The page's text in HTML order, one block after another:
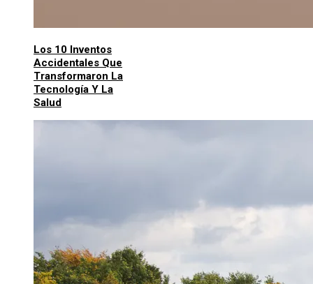
Los 10 Inventos
Accidentales Que
Transformaron La
Tecnología Y La
Salud